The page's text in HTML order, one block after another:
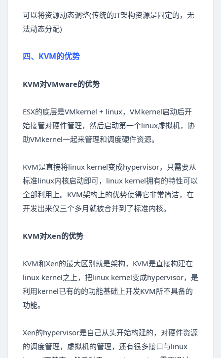
可以将资源动态调整(传统的IT架构资源是固定的，无
法动态分配)
四、KVM的优势
KVM对VMware的优势
ESX的底层是VMkernel + linux，VMkernel启动后开
始接管对硬件管理，然后启动第一个linux虚拟机，协
助VMkernel一起来管理和调度硬件资源。
KVM是直接将linux kernel变成hypervisor，只需要从
标准linux内核启动即可，linux kernel拥有的特性可以
全部利用上。KVM架构上的优势使得它非常简洁，在
开发出来仅三个多月就被合并到了标准内核。
KVM对Xen的优势
KVM和Xen的最大区别就是架构，KVM是直接构建在
linux kernel之上，把linux kernel变成hypervisor，是
利用kernel已有的的功能基础上开发KVM所不具备的
功能。
Xen的hypervisor是自己从头开始构建的，对硬件资源
的调度管理，虚拟机的管理，还有很多接口与linux